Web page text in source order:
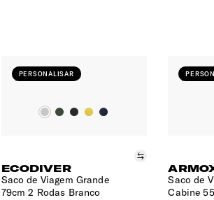
PERSONALISAR
ECODIVER
Saco de Viagem Grande
79cm 2 Rodas Branco
Saco de
Cabine